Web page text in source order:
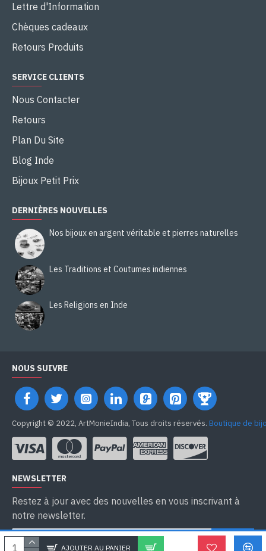
AJOUTER AU PANIER
Lettre d'Information
Chèques cadeaux
Retours Produits
SERVICE CLIENTS
Nous Contacter
Retours
Plan Du Site
Blog Inde
Bijoux Petit Prix
DERNIÈRES NOUVELLES
Nos bijoux en argent véritable et pierres naturelles
Les Traditions et Coutumes indiennes
Les Religions en Inde
NOUS SUIVRE
Copyright © 2022, ArtMonieIndia, Tous droits réservés. Boutique de
NEWSLETTER
Restez à jour avec des nouvelles en vous inscrivant à
notre newsletter.